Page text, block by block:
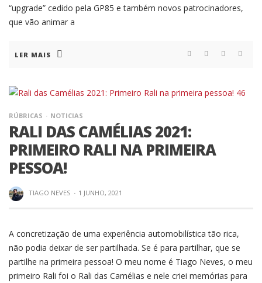
“upgrade” cedido pela GP85 e também novos patrocinadores,
que vão animar a
LER MAIS
RÚBRICAS NOTICIAS
RALI DAS CAMÉLIAS 2021:
PRIMEIRO RALI NA PRIMEIRA
PESSOA!
TIAGO NEVES · 1 JUNHO, 2021
A concretização de uma experiência automobilística tão rica,
não podia deixar de ser partilhada. Se é para partilhar, que se
partilhe na primeira pessoa! O meu nome é Tiago Neves, o meu
primeiro Rali foi o Rali das Camélias e nele criei memórias para